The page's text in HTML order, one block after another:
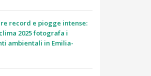
record e piogge intense:
2025 fotografa i
ambientali in Emilia-